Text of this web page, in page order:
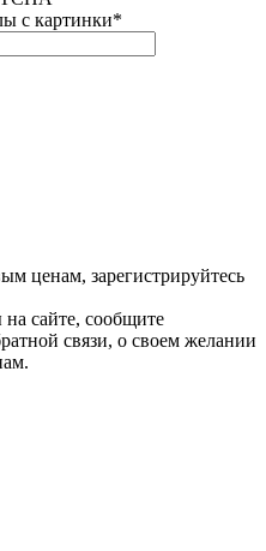
с картинки*
ценам, зарегистрируйтесь
сайте, сообщите
связи, о своем желании